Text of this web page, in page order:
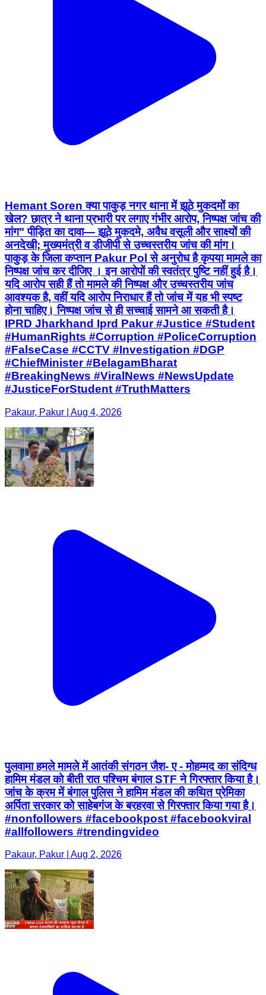
Hemant Soren क्या पाकुड़ नगर थाना में झूठे मुकदमों का
खेल? छात्र ने थाना प्रभारी पर लगाए गंभीर आरोप, निष्पक्ष जांच की
मांग" पीड़ित का दावा— झूठे मुकदमे, अवैध वसूली और साक्ष्यों की
अनदेखी; मुख्यमंत्री व डीजीपी से उच्चस्तरीय जांच की मांग।
पाकुड़ के जिला कप्तान Pakur Pol से अनुरोध है कृपया मामले का
निष्पक्ष जांच कर दीजिए । इन आरोपों की स्वतंत्र पुष्टि नहीं हुई है।
यदि आरोप सही हैं तो मामले की निष्पक्ष और उच्चस्तरीय जांच
आवश्यक है, वहीं यदि आरोप निराधार हैं तो जांच में यह भी स्पष्ट
होना चाहिए। निष्पक्ष जांच से ही सच्चाई सामने आ सकती है।
IPRD Jharkhand Iprd Pakur #Justice #Student
#HumanRights #Corruption #PoliceCorruption
#FalseCase #CCTV #Investigation #DGP
#ChiefMinister #BelagamBharat
#BreakingNews #ViralNews #NewsUpdate
#JusticeForStudent #TruthMatters
Pakaur, Pakur | Aug 4, 2026
पुलवामा हमले मामले में आतंकी संगठन जैश- ए - मोहम्मद का संदिग्ध
हामिम मंडल को बीती रात पश्चिम बंगाल STF ने गिरफ्तार किया है।
जांच के क्रम में बंगाल पुलिस ने हामिम मंडल की कथित प्रेमिका
अर्पिता सरकार को साहेबगंज के बरहरवा से गिरफ्तार किया गया है।
#nonfollowers #facebookpost #facebookviral
#allfollowers #trendingvideo
Pakaur, Pakur | Aug 2, 2026